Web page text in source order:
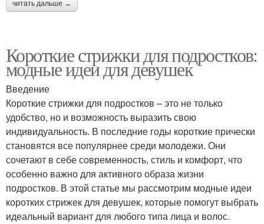
читать дальше →
Короткие стрижки для подростков:
модные идеи для девушек
Введение
Короткие стрижки для подростков – это не только
удобство, но и возможность выразить свою
индивидуальность. В последние годы короткие прически
становятся все популярнее среди молодежи. Они
сочетают в себе современность, стиль и комфорт, что
особенно важно для активного образа жизни
подростков. В этой статье мы рассмотрим модные идеи
коротких стрижек для девушек, которые помогут выбрать
идеальный вариант для любого типа лица и волос.